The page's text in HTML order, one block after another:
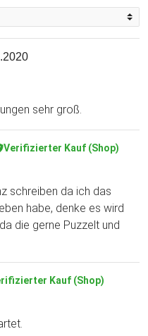
sehr groß.
Verifizierter Kauf (Shop)
schreiben da ich das
habe, denke es wird
die gerne Puzzelt und
Kauf (Shop)